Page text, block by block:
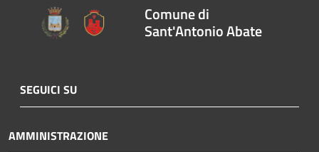
Comune di
Sant'Antonio Abate
SEGUICI SU
AMMINISTRAZIONE